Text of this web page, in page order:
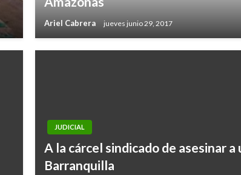
Ariel Cabrera jueves junio 29, 2017
JUDICIAL
A la cárcel sindicado de asesinar
Barranquilla